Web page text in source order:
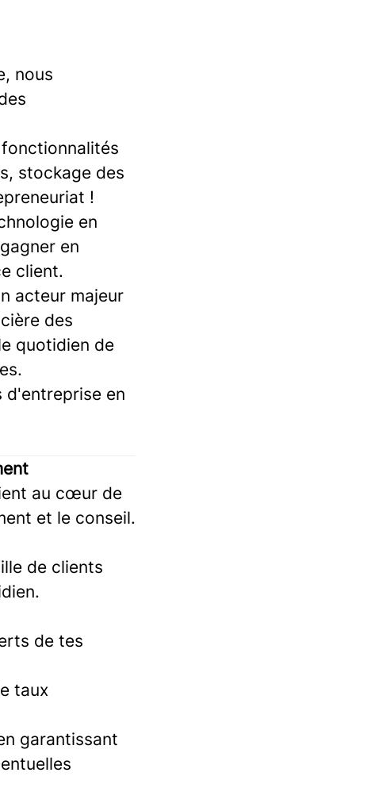
nous
stockage des
!
en
en
client.
acteur majeur
des
quotidien de
d'entreprise en
au cœur de
et le conseil.
de clients
de tes
taux
garantissant